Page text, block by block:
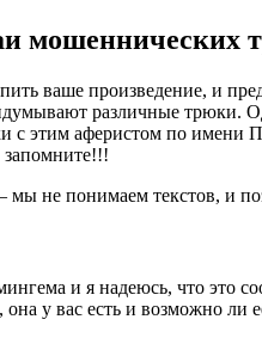
мошеннических
ваше произведение, и
различные трюки.
с этим аферистом по
запомните!!!
не понимаем текстов, и
и я надеюсь, что это
у вас есть и возможно